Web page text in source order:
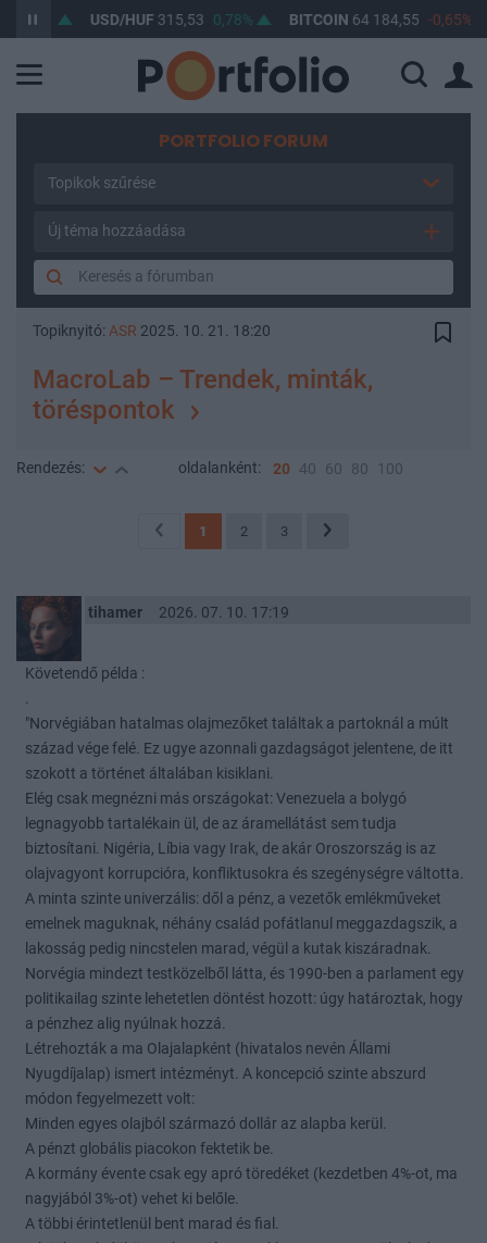
USD/HUF315,53 0,78% BITCOIN64 184,55 -0,65%
PORTFOLIO FORUM
Topikok szűrése
Új téma hozzáadása
Topiknyitó: ASR 2025. 10. 21. 18:20
MacroLab – Trendek, minták,
töréspontok
Rendezés: oldalanként: 20 40 60 80 100
1 2 3
tihamer 2026. 07. 10. 17:19
Követendő példa :
.
"Norvégiában hatalmas olajmezőket találtak a partoknál a múlt
század vége felé. Ez ugye azonnali gazdagságot jelentene, de itt
szokott a történet általában kisiklani.
Elég csak megnézni más országokat: Venezuela a bolygó
legnagyobb tartalékain ül, de az áramellátást sem tudja
biztosítani. Nigéria, Líbia vagy Irak, de akár Oroszország is az
olajvagyont korrupcióra, konfliktusokra és szegénységre váltotta.
A minta szinte univerzális: dől a pénz, a vezetők emlékműveket
emelnek maguknak, néhány család pofátlanul meggazdagszik, a
lakosság pedig nincstelen marad, végül a kutak kiszáradnak.
Norvégia mindezt testközelből látta, és 1990-ben a parlament egy
politikailag szinte lehetetlen döntést hozott: úgy határoztak, hogy
a pénzhez alig nyúlnak hozzá.
Létrehozták a ma Olajalapként (hivatalos nevén Állami
Nyugdíjalap) ismert intézményt. A koncepció szinte abszurd
módon fegyelmezett volt:
Minden egyes olajból származó dollár az alapba kerül.
A pénzt globális piacokon fektetik be.
A kormány évente csak egy apró töredéket (kezdetben 4%-ot, ma
nagyjából 3%-ot) vehet ki belőle.
A többi érintetlenül bent marad és fial.